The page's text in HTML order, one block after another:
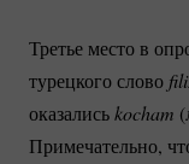
Третье место в
турецкого слово
оказались kocham
Примечательно,